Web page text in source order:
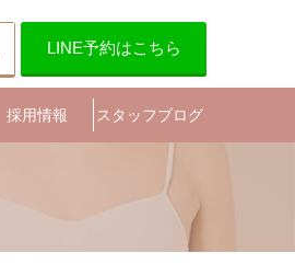
LINE予約はこちら
採用情報 スタッフブログ